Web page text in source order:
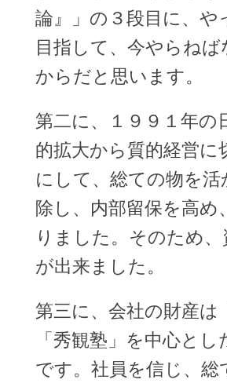
論』」の３段目に、
目指して、今やらね
からだと思います。
第二に、１９９１年
的拡大から質的経営に
にして、総ての物を
除し、内部留保を高め
りました。そのため
が出来ました。
第三に、会社の財産
「秀観塾」を中心と
です。社員を信じ、